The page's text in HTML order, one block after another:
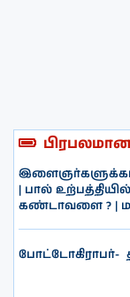
| பால்
கண்டாவளை ? |
போட்டோகிராபர்-